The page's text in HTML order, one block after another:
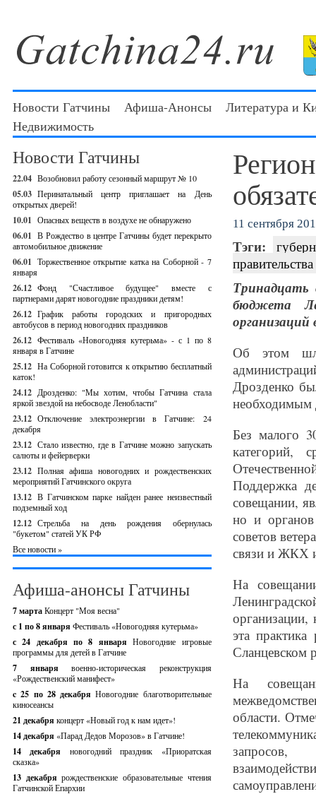
Новости Гатчины Афиша-Анонсы
Литература и
Недвижимость
Новости Гатчины
22.04 Возобновил работу сезонный маршрут № 10
05.03 Перинатальный центр приглашает на День
открытых дверей!
10.01 Опасных веществ в воздухе не обнаружено
06.01 В Рождество в центре Гатчины будет перекрыто
автомобильное движение
06.01 Торжественное открытие катка на Соборной - 7
января
26.12 Фонд "Счастливое будущее" вместе с
партнерами дарят новогодние праздники детям!
26.12 График работы городских и пригородных
автобусов в период новогодних праздников
26.12 Фестиваль «Новогодняя кутерьма» - с 1 по 8
января в Гатчине
25.12 На Соборной готовится к открытию бесплатный
каток!
24.12 Дрозденко: "Мы хотим, чтобы Гатчина стала
яркой звездой на небосводе Ленобласти"
23.12 Отключение электроэнергии в Гатчине: 24
декабря
23.12 Стало известно, где в Гатчине можно запускать
салюты и фейерверки
23.12 Полная афиша новогодних и рождественских
мероприятий Гатчинского округа
13.12 В Гатчинском парке найден ранее неизвестный
подземный ход
12.12 Стрельба на день рождения обернулась
"букетом" статей УК РФ
Все новости »
Афиша-анонсы Гатчины
7 мартаКонцерт "Моя весна"
с 1 по 8 января Фестиваль «Новогодняя кутерьма»
с 24 декабря по 8 январяНовогодние игровые
программы для детей в Гатчине
7 январявоенно-историческая реконструкция
«Рождественский манифест»
c 25 по 28 декабряНовогодние благотворительные
киносеансы
21 декабря концерт «Новый год к нам идет»!
14 декабря «Парад Дедов Морозов» в Гатчине!
14 декабря новогодний праздник «Приоратская
сказка»
13 декабрярождественские образовательные чтения
Гатчинской Епархии
11 сентября
Тэги:
правительства
Тринадцать
бюджета
организаций
Об этом
Дрозденко
необходимым
Без малого
категорий,
Поддержка
совещании,
но и органов
советов
связи и ЖКХ
На
эта
Сланцевском
На
области.
запросов,